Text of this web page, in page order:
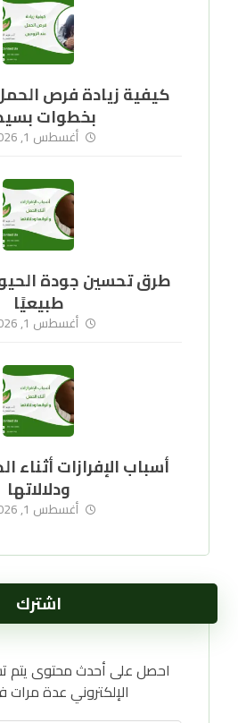
كيفية زيادة فرص
بخطوات
أغسطس 1, 2026
طرق تحسين جودة
طبيعيًا
أغسطس 1, 2026
أسباب الإفرازات أثناء
ودلالاتها
أغسطس 1, 2026
اشترك
احصل على أحدث محتوى يتم
الإلكتروني عدة